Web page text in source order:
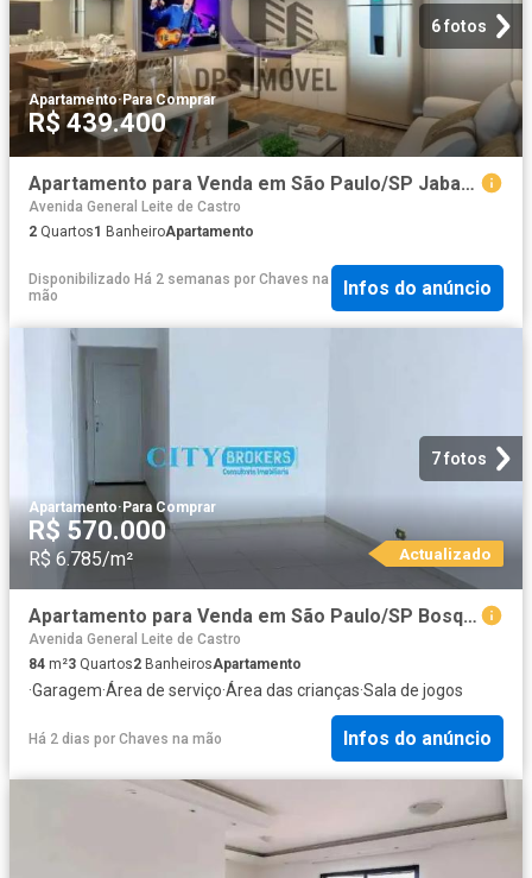
6 fotos
Apartamento·Para Comprar
R$ 439.400
Apartamento para Venda em São Paulo/SP Jabaquara 2 Quartos
Avenida General Leite de Castro
2 Quartos1 BanheiroApartamento
Disponibilizado Há 2 semanas por Chaves na
mão
Infos do anúncio
7 fotos
Apartamento· Para Comprar
R$ 570.000
R$ 6.785/m² Actualizado
Apartamento para Venda em São Paulo/SP Bosque da Saúde 3 Quartos
Avenida General Leite de Castro
84 m²3 Quartos2 BanheirosApartamento
·Garagem·Área de serviço·Área das crianças·Sala de jogos
Há 2 dias por Chaves na mão Infos do anúncio